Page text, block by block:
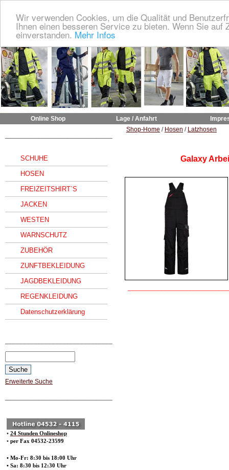
Wir verwenden Cookies, um die Qualität und
Ihnen einen besseren Service zu bieten. Wenn Sie
einverstanden. Mehr Infos
Online Shop Lage / Anfahrt
SCHUHE
HOSEN
FREIZEITSHIRT`S
JACKEN
WESTEN
WARNSCHUTZ
ZUBEHÖR
ZUNFTBEKLEIDUNG
JAGDBEKLEIDUNG
REGENKLEIDUNG
Datenschutzerklärung
Erweiterte Suche
• 24 Stunden Onlineshop
• per Fax 04532-23599
• Mo-Fr: 8:30 bis 18:00 Uhr
• Sa: 8:30 bis 12:30 Uhr
Shop-Home / Hosen / Latzhosen
Galaxy